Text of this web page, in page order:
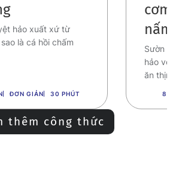
hảo xuất xứ từ
là cá hồi chấm
ĐƠN GIẢN 30 PHÚT
nấm
Sườn
hảo với
ăn
8
thêm công thức